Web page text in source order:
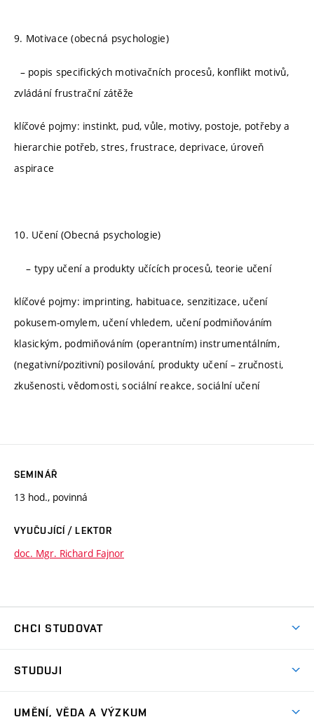
9. Motivace (obecná psychologie)
– popis specifických motivačních procesů, konflikt motivů,
zvládání frustrační zátěže
klíčové pojmy: instinkt, pud, vůle, motivy, postoje, potřeby a
hierarchie potřeb, stres, frustrace, deprivace, úroveň
aspirace
10. Učení (Obecná psychologie)
– typy učení a produkty učících procesů, teorie učení
klíčové pojmy: imprinting, habituace, senzitizace, učení
pokusem-omylem, učení vhledem, učení podmiňováním
klasickým, podmiňováním (operantním) instrumentálním,
(negativní/pozitivní) posilování, produkty učení – zručnosti,
zkušenosti, vědomosti, sociální reakce, sociální učení
SEMINÁŘ
13 hod., povinná
VYUČUJÍCÍ / LEKTOR
doc. Mgr. Richard Fajnor
CHCI STUDOVAT
Přijímačky
STUDUJI
UMĚNÍ, VĚDA A VÝZKUM